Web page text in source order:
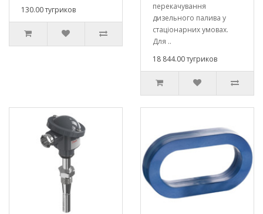
130.00 тугриков
перекачування
дизельного палива у
стаціонарних умовах.
Для ..
18 844.00 тугриков